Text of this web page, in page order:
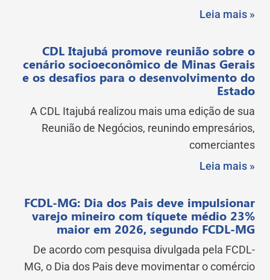
Leia mais »
CDL Itajubá promove reunião sobre o
cenário socioeconômico de Minas Gerais
e os desafios para o desenvolvimento do
Estado
A CDL Itajubá realizou mais uma edição de sua
Reunião de Negócios, reunindo empresários,
comerciantes
Leia mais »
FCDL-MG: Dia dos Pais deve impulsionar
varejo mineiro com tíquete médio 23%
maior em 2026, segundo FCDL-MG
De acordo com pesquisa divulgada pela FCDL-
MG, o Dia dos Pais deve movimentar o comércio